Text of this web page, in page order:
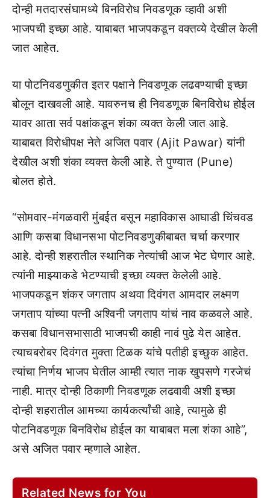
दोन्ही मतदारसंघामध्ये बिनविरोध निवडणूक व्हावी अशी
भाजपची इच्छा आहे. याबाबत भाजपकडून वक्तव्ये देखील केली
जात आहेत.
या पोटनिवडणुकीत इतर पक्षाने निवडणूक लढवण्याची इच्छा
बोलून दाखवली आहे. यावरुनच ही निवडणूक बिनविरोध होईल
यावर आता सर्व पक्षांकडून शंका व्यक्त केली जात आहे.
याबाबत विरोधीपक्ष नेते अजित पवार (Ajit Pawar) यांनी
देखील अशी शंका व्यक्त केली आहे. ते पुण्यात (Pune)
बोलत होते.
“सोमवार-मंगळवारी मुंबईत बसून महाविकास आघाडी चिंचवड
आणि कसबा विधानसभा पोटनिवडणुकीबाबत चर्चा करणार
आहे. दोन्ही शहरातील स्थानिक नेत्यांची आज भेट घेणार आहे.
त्यांनी माझ्याकडे भेटण्याची इच्छा व्यक्त केलेली आहे.
भाजपकडून शंकर जगताप अथवा दिवंगत आमदार लक्ष्मण
जगताप यांच्या पत्नी अश्विनी जगताप यांचं नाव कळवले आहे.
कसबा विधानसभासाठी भाजपची काही नावं पुढे येत आहेत.
त्याचबरोबर दिवंगत मुक्ता टिळक यांचे पतीही इच्छुक आहेत.
त्यांचा निर्णय भाजप घेतील आम्ही त्यात नाक खुपसणे गरजेचं
नाही. मात्र दोन्ही ठिकाणी निवडणूक लढवावी अशी इच्छा
दोन्ही शहरातील आमच्या कार्यकर्त्यांची आहे, त्यामुळे ही
पोटनिवडणूक बिनविरोध होईल का याबाबत मला शंका आहे”,
असे अजित पवार म्हणाले आहेत.
Related News for You